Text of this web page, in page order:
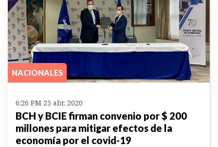
NACIONALES
6:26 PM 25 abr. 2020
BCH y BCIE firman convenio por $ 200
millones para mitigar efectos de la
economía por el covid-19